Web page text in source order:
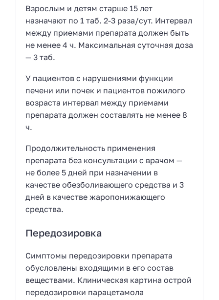
Взрослым и детям старше 15 лет
назначают по 1 таб. 2-3 раза/сут. Интервал
между приемами препарата должен быть
не менее 4 ч. Максимальная суточная доза
— 3 таб.
У пациентов с нарушениями функции
печени или почек и пациентов пожилого
возраста интервал между приемами
препарата должен составлять не менее 8
ч.
Продолжительность применения
препарата без консультации с врачом —
не более 5 дней при назначении в
качестве обезболивающего средства и 3
дней в качестве жаропонижающего
средства.
Передозировка
Симптомы передозировки препарата
обусловлены входящими в его состав
веществами. Клиническая картина острой
передозировки парацетамола